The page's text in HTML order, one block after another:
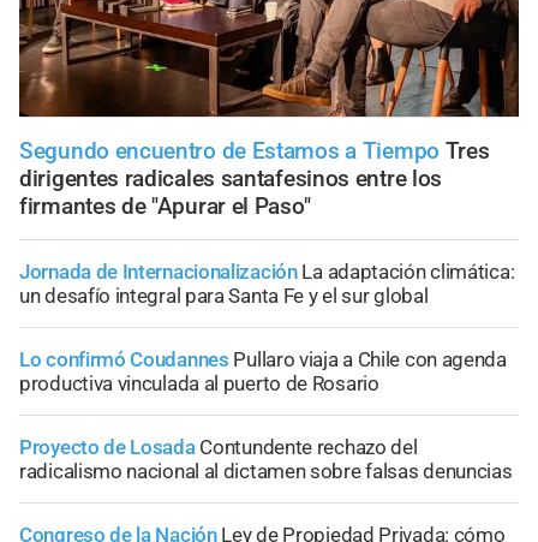
Segundo encuentro de Estamos a Tiempo Tres
dirigentes radicales santafesinos entre los
firmantes de "Apurar el Paso"
Jornada de Internacionalización La adaptación climática:
un desafío integral para Santa Fe y el sur global
Lo confirmó Coudannes Pullaro viaja a Chile con agenda
productiva vinculada al puerto de Rosario
Proyecto de Losada Contundente rechazo del
radicalismo nacional al dictamen sobre falsas denuncias
Congreso de la Nación Ley de Propiedad Privada: cómo